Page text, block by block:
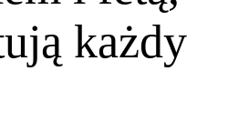
każdy